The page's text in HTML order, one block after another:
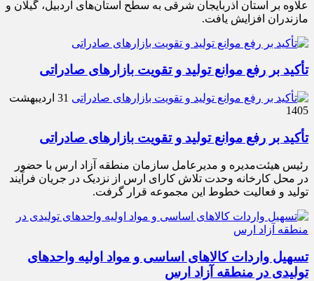
علاوه بر استان آذربایجان شرقی به سطح استان‌های اردبیل، گیلان و
مازندران افزایش یافت.
تأکید بر رفع موانع تولید و تقویت بازارهای صادراتی
31 اردیبهشت
1405
تأکید بر رفع موانع تولید و تقویت بازارهای صادراتی
رئیس هیئت‌مدیره و مدیرعامل سازمان منطقه آزاد ارس با حضور
در محل کارخانه وحدت تلاش کارای ارس از نزدیک در جریان فرآیند
تولید و فعالیت خطوط این مجموعه قرار گرفت.
تسهیل واردات کالاهای اساسی و مواد اولیه واحدهای
تولیدی در منطقه آزاد ارس